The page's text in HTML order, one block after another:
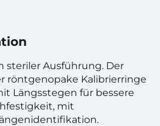
steriler Ausführung. Der
röntgenopake Kalibrierringe
Längsstegen für bessere
mit